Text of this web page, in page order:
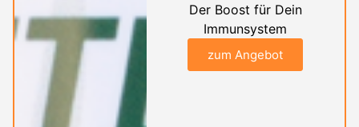
Der Boost für Dein
Immunsystem
zum Angebot